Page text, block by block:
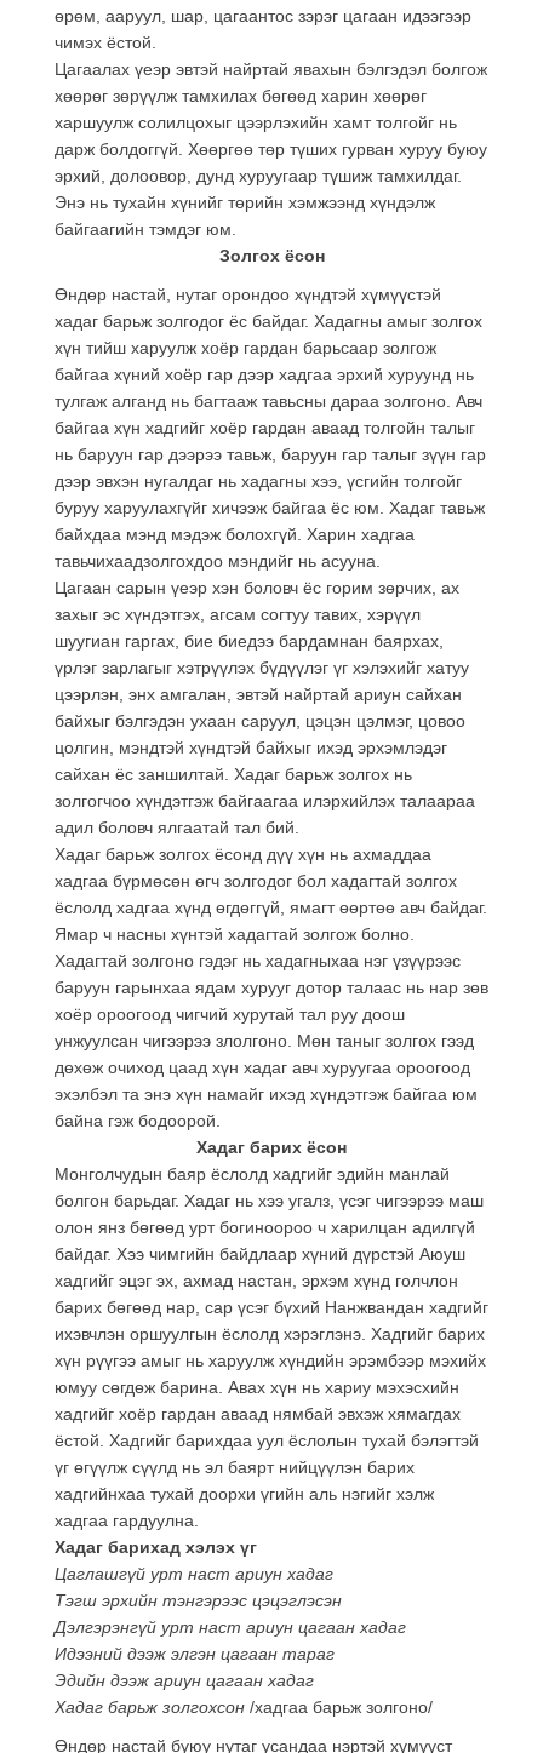
өрөм, ааруул, шар, цагаантос зэрэг цагаан идээгээр
чимэх ёстой.
Цагаалах үеэр эвтэй найртай явахын бэлгэдэл болгож
хөөрөг зөрүүлж тамхилах бөгөөд харин хөөрөг
харшуулж солилцохыг цээрлэхийн хамт толгойг нь
дарж болдоггүй. Хөөргөө төр түших гурван хуруу буюу
эрхий, долоовор, дунд хуруугаар түшиж тамхилдаг.
Энэ нь тухайн хүнийг төрийн хэмжээнд хүндэлж
байгаагийн тэмдэг юм.
Золгох ёсон
Өндөр настай, нутаг орондоо хүндтэй хүмүүстэй
хадаг барьж золгодог ёс байдаг. Хадагны амыг золгох
хүн тийш харуулж хоёр гардан барьсаар золгож
байгаа хүний хоёр гар дээр хадгаа эрхий хуруунд нь
тулгаж алганд нь багтааж тавьсны дараа золгоно. Авч
байгаа хүн хадгийг хоёр гардан аваад толгойн талыг
нь баруун гар дээрээ тавьж, баруун гар талыг зүүн гар
дээр эвхэн нугалдаг нь хадагны хээ, үсгийн толгойг
буруу харуулахгүйг хичээж байгаа ёс юм. Хадаг тавьж
байхдаа мэнд мэдэж болохгүй. Харин хадгаа
тавьчихаадзолгохдоо мэндийг нь асууна.
Цагаан сарын үеэр хэн боловч ёс горим зөрчих, ах
захыг эс хүндэтгэх, агсам согтуу тавих, хэрүүл
шуугиан гаргах, бие биедээ бардамнан баярхах,
үрлэг зарлагыг хэтрүүлэх бүдүүлэг үг хэлэхийг хатуу
цээрлэн, энх амгалан, эвтэй найртай ариун сайхан
байхыг бэлгэдэн ухаан саруул, цэцэн цэлмэг, цовоо
цолгин, мэндтэй хүндтэй байхыг ихэд эрхэмлэдэг
сайхан ёс заншилтай. Хадаг барьж золгох нь
золгогчоо хүндэтгэж байгаагаа илэрхийлэх талаараа
адил боловч ялгаатай тал бий.
Хадаг барьж золгох ёсонд дүү хүн нь ахмаддаа
хадгаа бүрмөсөн өгч золгодог бол хадагтай золгох
ёслолд хадгаа хүнд өгдөггүй, ямагт өөртөө авч байдаг.
Ямар ч насны хүнтэй хадагтай золгож болно.
Хадагтай золгоно гэдэг нь хадагныхаа нэг үзүүрээс
баруун гарынхаа ядам хурууг дотор талаас нь нар зөв
хоёр ороогоод чигчий хурутай тал руу доош
унжуулсан чигээрээ злолгоно. Мөн таныг золгох гээд
дөхөж очиход цаад хүн хадаг авч хуруугаа ороогоод
эхэлбэл та энэ хүн намайг ихэд хүндэтгэж байгаа юм
байна гэж бодоорой.
Хадаг барих ёсон
Монголчудын баяр ёслолд хадгийг эдийн манлай
болгон барьдаг. Хадаг нь хээ угалз, үсэг чигээрээ маш
олон янз бөгөөд урт богиноороо ч харилцан адилгүй
байдаг. Хээ чимгийн байдлаар хүний дүрстэй Аюуш
хадгийг эцэг эх, ахмад настан, эрхэм хүнд голчлон
барих бөгөөд нар, сар үсэг бүхий Нанжвандан хадгийг
ихэвчлэн оршуулгын ёслолд хэрэглэнэ. Хадгийг барих
хүн рүүгээ амыг нь харуулж хүндийн эрэмбээр мэхийх
юмуу сөгдөж барина. Авах хүн нь хариу мэхэсхийн
хадгийг хоёр гардан аваад нямбай эвхэж хямагдах
ёстой. Хадгийг барихдаа уул ёслолын тухай бэлэгтэй
үг өгүүлж сүүлд нь эл баярт нийцүүлэн барих
хадгийнхаа тухай доорхи үгийн аль нэгийг хэлж
хадгаа гардуулна.
Хадаг барихад хэлэх үг
Цаглашгүй урт наст ариун хадаг
Тэгш эрхийн тэнгэрээс цэцэглэсэн
Дэлгэрэнгүй урт наст ариун цагаан хадаг
Идээний дээж элгэн цагаан тараг
Эдийн дээж ариун цагаан хадаг
Хадаг барьж золгохсон /хадгаа барьж золгоно/
Өндөр настай буюу нутаг усандаа нэртэй хүмүүст